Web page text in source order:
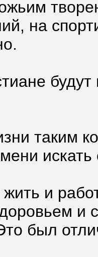
на
таким
и
и
был